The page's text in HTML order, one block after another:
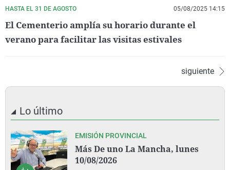
HASTA EL 31 DE AGOSTO 05/08/2025 14:15
El Cementerio amplía su horario durante el
verano para facilitar las visitas estivales
siguiente
Lo último
EMISIÓN PROVINCIAL
Más De uno La Mancha, lunes
10/08/2026